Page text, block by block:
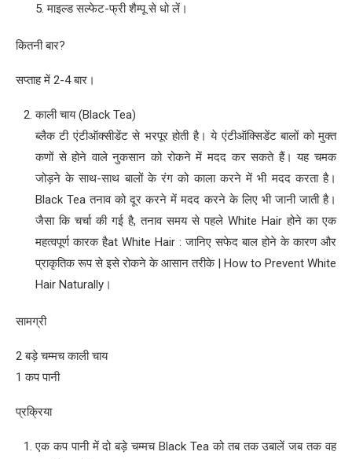
5. माइल्ड सल्फेट-फ्री शैम्पू से धो लें।
कितनी बार?
सप्ताह में 2-4 बार।
काली चाय (Black Tea)
ब्लैक टी एंटीऑक्सीडेंट से भरपूर होती है। ये एंटीऑक्सिडेंट बालों को मुक्त
कणों से होने वाले नुकसान को रोकने में मदद कर सकते हैं। यह चमक
जोड़ने के साथ-साथ बालों के रंग को काला करने में भी मदद करता है।
Black Tea तनाव को दूर करने में मदद करने के लिए भी जानी जाती है।
जैसा कि चर्चा की गई है, तनाव समय से पहले White Hair होने का एक
महत्वपूर्ण कारक हैat White Hair : जानिए सफेद बाल होने के कारण और
प्राकृतिक रूप से इसे रोकने के आसान तरीके | How to Prevent White
Hair Naturally।
सामग्री
2 बड़े चम्मच काली चाय
1 कप पानी
प्रक्रिया
एक कप पानी में दो बड़े चम्मच Black Tea को तब तक उबालें जब तक वह